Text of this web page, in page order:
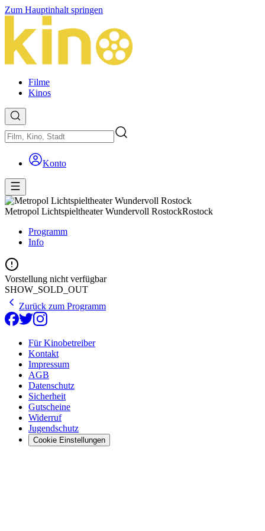
Zum Hauptinhalt springen
Filme
Kinos
Konto
Metropol Lichtspieltheater Wundervoll RostockRostock
Programm
Info
Vorstellung nicht verfügbar
SHOW_SOLD_OUT
Zurück zum Programm
Für Kinobetreiber
Kontakt
Impressum
AGB
Datenschutz
Sicherheit
Gutscheine
Widerruf
Jugendschutz
Cookie Einstellungen